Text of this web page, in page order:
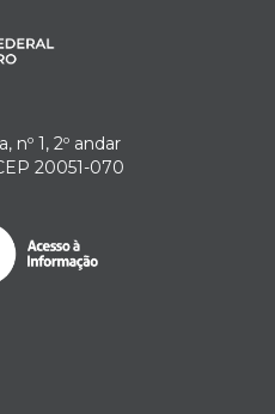
nº 1, 2º andar
20051-070